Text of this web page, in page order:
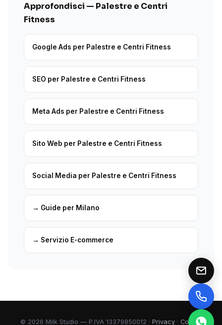
Approfondisci — Palestre e Centri
Fitness
Google Ads per Palestre e Centri Fitness
SEO per Palestre e Centri Fitness
Meta Ads per Palestre e Centri Fitness
Sito Web per Palestre e Centri Fitness
Social Media per Palestre e Centri Fitness
→ Guide per Milano
→ Servizio E-commerce
© 2026 Milk Studio — P.IVA 13379850012 · Privacy · Cookie